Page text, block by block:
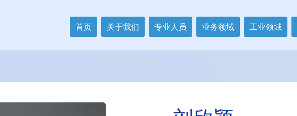
首页 关于我们 专业人员 业务领域 工业领域